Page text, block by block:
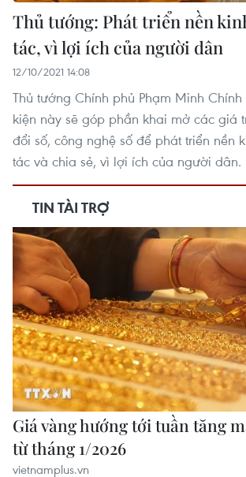
Thủ tướng: Phát triển nền
tác, vì lợi ích của người dân
12/10/2021 14:08
Thủ tướng Chính phủ Phạm Minh
kiện này sẽ góp phần khai mở các giá
đổi số, công nghệ số để phát triển nền
tác và chia sẻ, vì lợi ích của người dân.